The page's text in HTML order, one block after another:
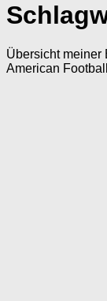
Übersicht meiner
American